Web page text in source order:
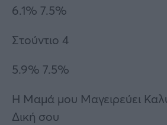
6.1% 7.5%
Στούντιο 4
5.9% 7.5%
Η Μαμά μου Μαγειρεύει
Δική σου